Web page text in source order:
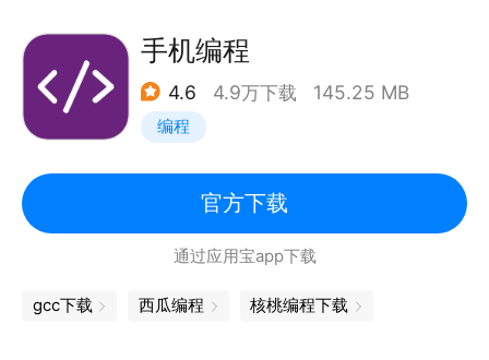
手机编程
4.6 4.9万下载 145.25 MB
编程
官方下载
通过应用宝app下载
gcc下载 西瓜编程 核桃编程下载